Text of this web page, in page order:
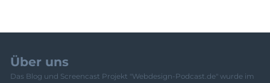
Über uns
Das Blog und Screencast Projekt "Webdesign-Podcast.de" wurde im